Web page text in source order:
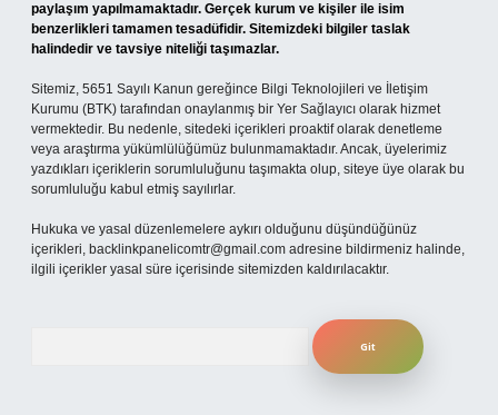
paylaşım yapılmamaktadır. Gerçek kurum ve kişiler ile isim
benzerlikleri tamamen tesadüfidir. Sitemizdeki bilgiler taslak
halindedir ve tavsiye niteliği taşımazlar.
Sitemiz, 5651 Sayılı Kanun gereğince Bilgi Teknolojileri ve İletişim
Kurumu (BTK) tarafından onaylanmış bir Yer Sağlayıcı olarak hizmet
vermektedir. Bu nedenle, sitedeki içerikleri proaktif olarak denetleme
veya araştırma yükümlülüğümüz bulunmamaktadır. Ancak, üyelerimiz
yazdıkları içeriklerin sorumluluğunu taşımakta olup, siteye üye olarak bu
sorumluluğu kabul etmiş sayılırlar.
Hukuka ve yasal düzenlemelere aykırı olduğunu düşündüğünüz
içerikleri, backlinkpanelicomtr@gmail.com adresine bildirmeniz halinde,
ilgili içerikler yasal süre içerisinde sitemizden kaldırılacaktır.